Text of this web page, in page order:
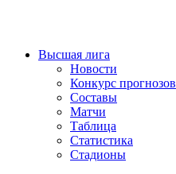
Высшая лига
Новости
Конкурс прогнозов
Составы
Матчи
Таблица
Статистика
Стадионы